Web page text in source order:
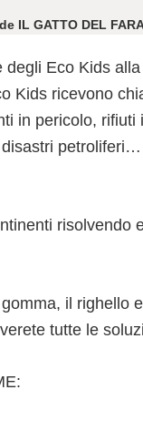
IL GATTO DEL
Eco Kids
Kids ricevono
in pericolo,
petroliferi…
risolvendo
il righello
tutte le